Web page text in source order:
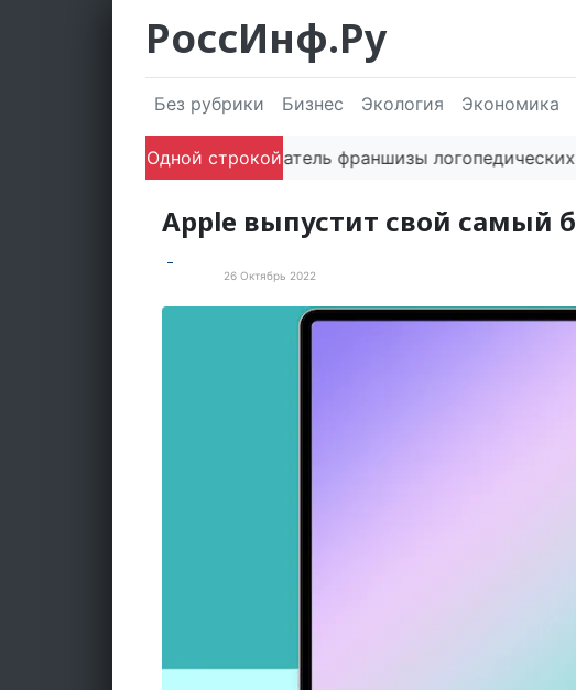
РоссИнф.Ру
Без рубрики Бизнес Экология Экономика
Одной строкой
Сооснователь франшизы логопедических
Apple выпустит свой самый
26 Октябрь 2022